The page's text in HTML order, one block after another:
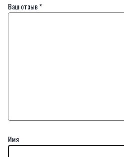
Ваш отзыв*
Имя